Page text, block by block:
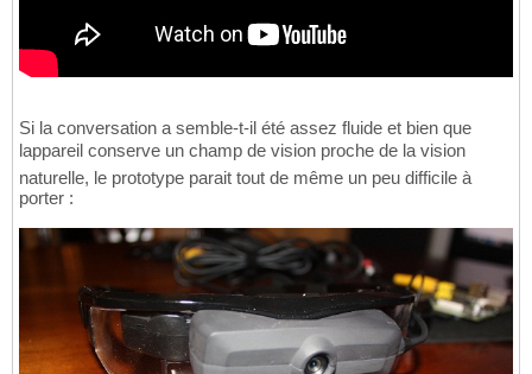
Si la conversation a semble-t-il été assez fluide et bien que
lappareil conserve un champ de vision proche de la vision
naturelle, le prototype parait tout de même un peu difficile à
porter :